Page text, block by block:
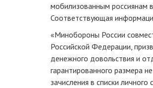
мобилизованным россиянам
Соответствующая
«Минобороны России
Российской Федерации,
денежного довольствия и
гарантированного размера
зачисления в списки